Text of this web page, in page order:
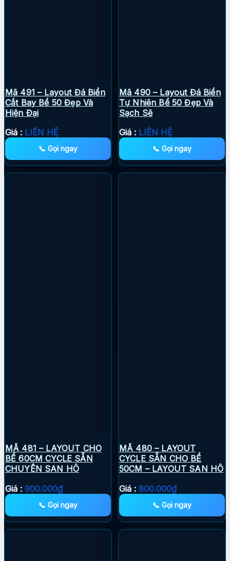
Mã 491 – Layout Đá Biển
Cắt Bay Bể 50 Đẹp Và
Hiện Đại
Giá : LIÊN HỆ
📞 Gọi ngay
Mã 490 – Layout Đá Biển
Tự Nhiên Bể 50 Đẹp Và
Sạch Sẽ
Giá : LIÊN HỆ
📞 Gọi ngay
MÃ 481 – LAYOUT CHO
BỂ 60CM CYCLE SẴN
CHUYÊN SAN HÔ
Giá : 900.000₫
📞 Gọi ngay
MÃ 480 – LAYOUT
CYCLE SẴN CHO BỂ
50CM – LAYOUT SAN HÔ
Giá : 800.000₫
📞 Gọi ngay